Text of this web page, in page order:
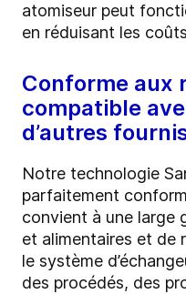
atomiseur peut
en réduisant les
Conforme aux
compatible
d’autres
Notre technologie
parfaitement
convient à une large
et alimentaires et de
le système
des procédés, des